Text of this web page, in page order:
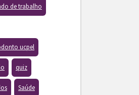
de trabalho
ucpel
quiz
Saúde